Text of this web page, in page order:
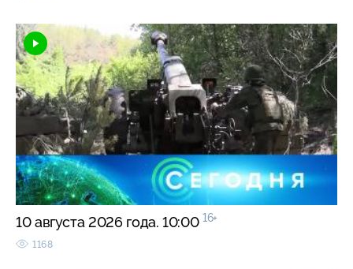
10 августа 2026 года. 10:00 16+
1168